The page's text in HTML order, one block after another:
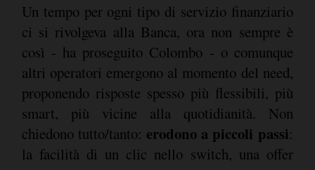
Un tempo per ogni tipo di servizio finanziario
ci si rivolgeva alla Banca, ora non sempre è
così - ha proseguito Colombo - o comunque
altri operatori emergono al momento del need,
proponendo risposte spesso più flessibili, più
smart, più vicine alla quotidianità. Non
chiedono tutto/tanto: erodono a piccoli passi:
la facilità di un clic nello switch, una offer